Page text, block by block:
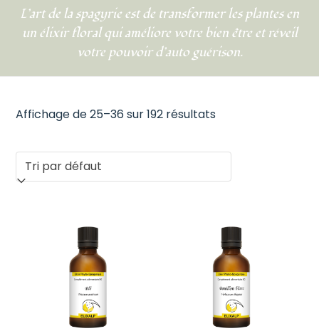
L’art de la spagyrie est de transformer les plantes en
un élixir floral qui améliore votre bien être et réveil
votre pouvoir d’auto guérison.
Affichage de 25–36 sur 192 résultats